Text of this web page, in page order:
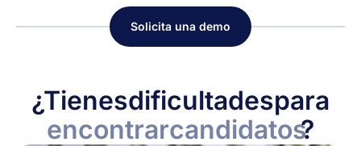
Solicita una demo
¿Tienesdificultadespara
encontrarcandidatos?